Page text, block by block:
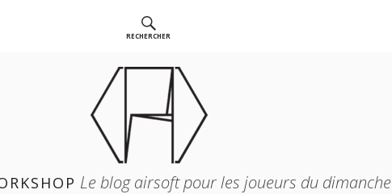
RECHERCHER
Le blog airsoft pour les joueurs du dimanche